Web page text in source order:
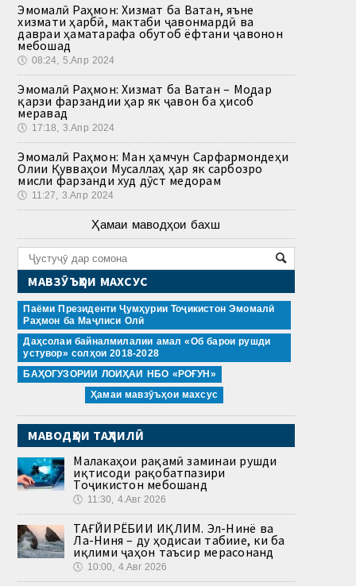
Эмомалӣ Раҳмон: Хизмат ба Ватан, яъне
хизмати ҳарбӣ, мактаби ҷавонмардӣ ва
давраи ҳаматарафа обутоб ёфтани ҷавонон
мебошад
🕔 08:24, 5.Апр 2024
Эмомалӣ Раҳмон: Хизмат ба Ватан – Модар
қарзи фарзандии ҳар як ҷавон ба ҳисоб
меравад
🕔 17:18, 3.Апр 2024
Эмомалӣ Раҳмон: Ман ҳамчун Сарфармондеҳи
Олии Қувваҳои Мусаллаҳ ҳар як сарбозро
мисли фарзанди худ дӯст медорам
🕔 11:27, 3.Апр 2024
Ҳамаи маводҳои бахш
МАВЗӮЪҲОИ МАХСУС
Паёми Президенти Ҷумҳурии Тоҷикистон Эмомалӣ
Раҳмон ба Маҷлиси Олӣ
Даҳсолаи байналмилалии амал «Об барои рушди
устувор» солҳои 2018-2028
БАҲОГУЗОРИИ ЛОИҲАИ НБО «РОҒУН»
Ҳамаи мавзӯъҳои махсус
МАВОДҲОИ ТАҲЛИЛӢ
Малакаҳои рақамӣ заминаи рушди
иқтисоди рақобатпазири
Тоҷикистон мебошанд
🕔 11:30, 4.Авг 2026
ТАҒЙИРЁБИИ ИҚЛИМ. Эл-Нинё ва
Ла-Ниня – ду ҳодисаи табиие, ки ба
иқлими ҷаҳон таъсир мерасонанд
🕔 10:00, 4.Авг 2026